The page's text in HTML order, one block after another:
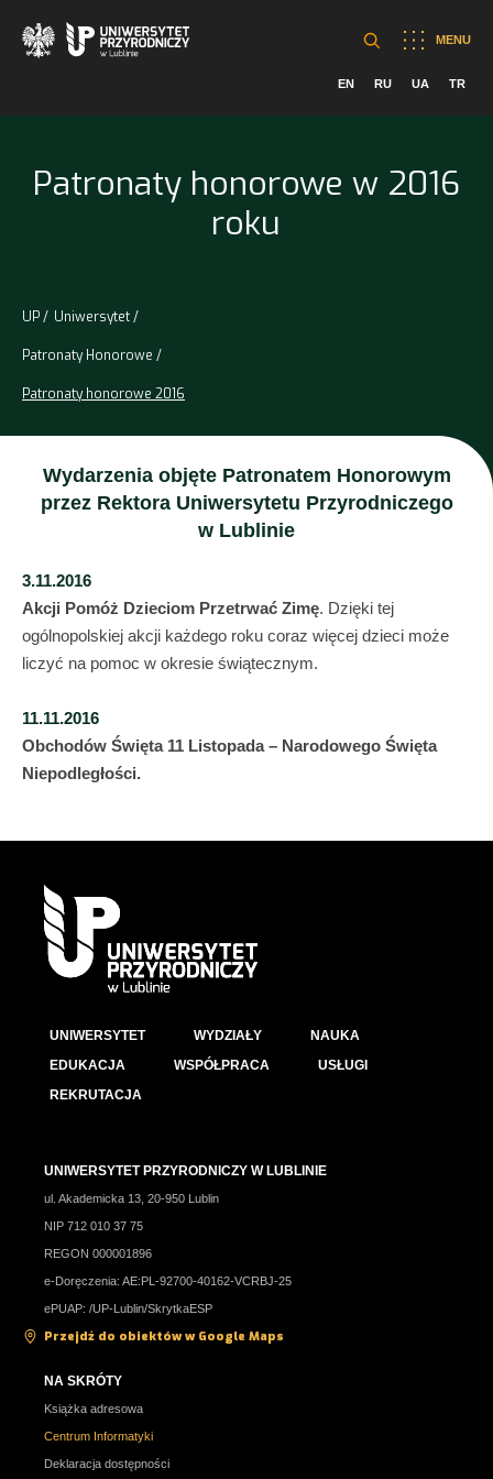
MENU
EN RU UA TR
Patronaty honorowe w 2016
roku
UP Uniwersytet
Patronaty Honorowe
Patronaty honorowe 2016
Wydarzenia objęte Patronatem Honorowym
przez Rektora Uniwersytetu Przyrodniczego
w Lublinie
3.11.2016
Akcji Pomóż Dzieciom Przetrwać Zimę. Dzięki tej
ogólnopolskiej akcji każdego roku coraz więcej dzieci może
liczyć na pomoc w okresie świątecznym.
11.11.2016
Obchodów Święta 11 Listopada – Narodowego Święta
Niepodległości.
UNIWERSYTET WYDZIAŁY
NAUKA
EDUKACJA
WSPÓŁPRACA
USŁUGI
REKRUTACJA
UNIWERSYTET PRZYRODNICZY W LUBLINIE
ul. Akademicka 13, 20-950 Lublin
NIP 712 010 37 75
REGON 000001896
e-Doręczenia: AE:PL-92700-40162-VCRBJ-25
ePUAP: /UP-Lublin/SkrytkaESP
Przejdź do obiektów w Google Maps
NA SKRÓTY
Książka adresowa
Centrum Informatyki
Deklaracja dostępności